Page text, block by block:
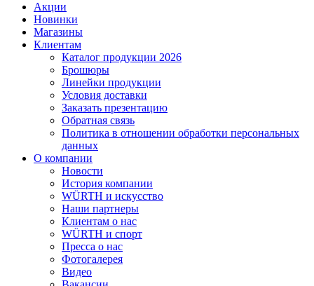
Акции
Новинки
Магазины
Клиентам
Каталог продукции 2026
Брошюры
Линейки продукции
Условия доставки
Заказать презентацию
Обратная связь
Политика в отношении обработки персональных
данных
О компании
Новости
История компании
WÜRTH и искусство
Наши партнеры
Клиентам о нас
WÜRTH и спорт
Пресса о нас
Фотогалерея
Видео